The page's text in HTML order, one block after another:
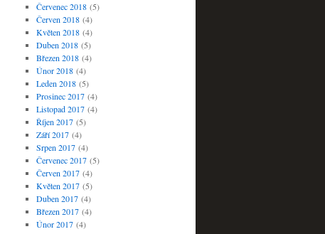
Červenec 2018(5)
Červen 2018(4)
Květen 2018(4)
Duben 2018(5)
Březen 2018(4)
Únor 2018(4)
Leden 2018(5)
Prosinec 2017(4)
Listopad 2017(4)
Říjen 2017(5)
Září 2017(4)
Srpen 2017(4)
Červenec 2017(5)
Červen 2017(4)
Květen 2017(5)
Duben 2017(4)
Březen 2017(4)
Únor 2017(4)